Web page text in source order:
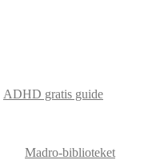
ADHD gratis guide
Madro-biblioteket